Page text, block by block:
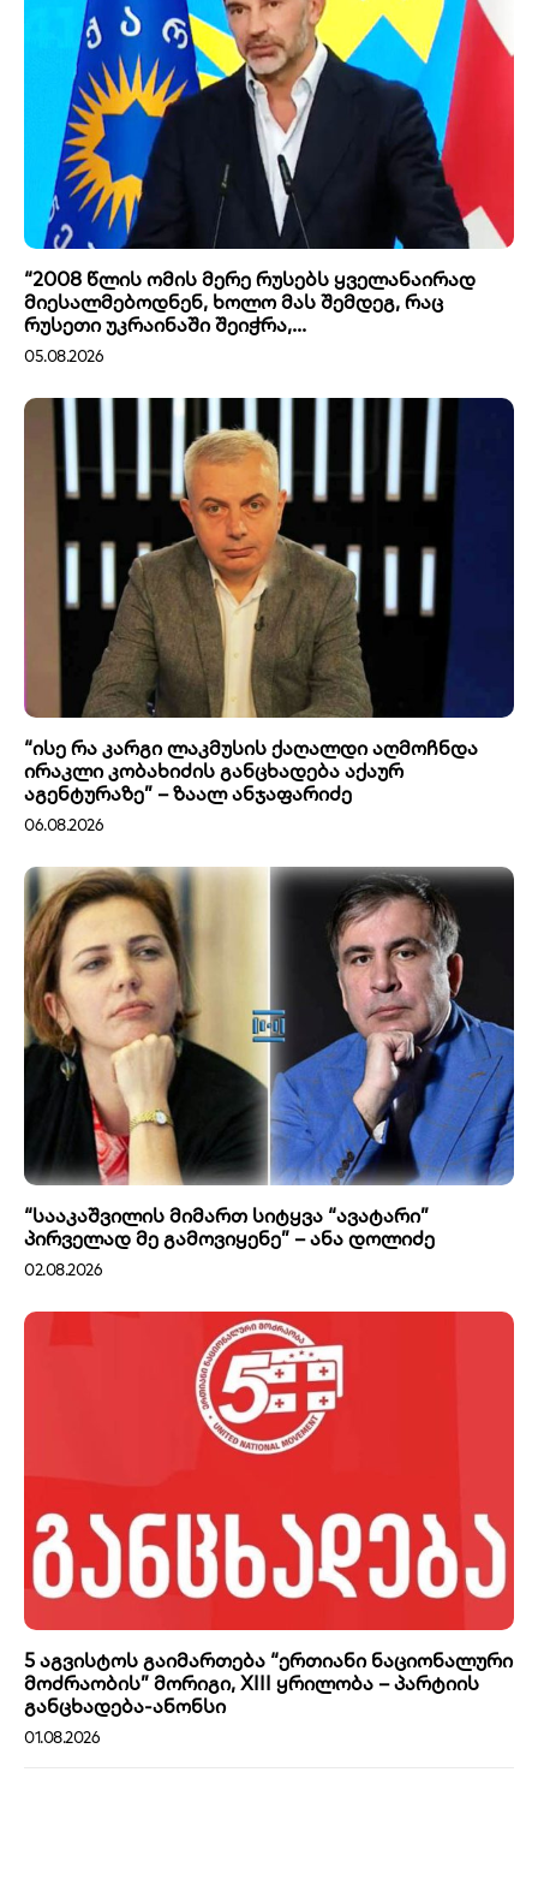
“2008 წლის ომის მერე რუსებს ყველანაირად
მიესალმებოდნენ, ხოლო მას შემდეგ, რაც
რუსეთი უკრაინაში შეიჭრა,...
05.08.2026
“ისე რა კარგი ლაკმუსის ქაღალდი აღმოჩნდა
ირაკლი კობახიძის განცხადება აქაურ
აგენტურაზე” – ზაალ ანჯაფარიძე
06.08.2026
“სააკაშვილის მიმართ სიტყვა “ავატარი”
პირველად მე გამოვიყენე” – ანა დოლიძე
02.08.2026
5 აგვისტოს გაიმართება “ერთიანი ნაციონალური
მოძრაობის” მორიგი, XIII ყრილობა – პარტიის
განცხადება-ანონსი
01.08.2026